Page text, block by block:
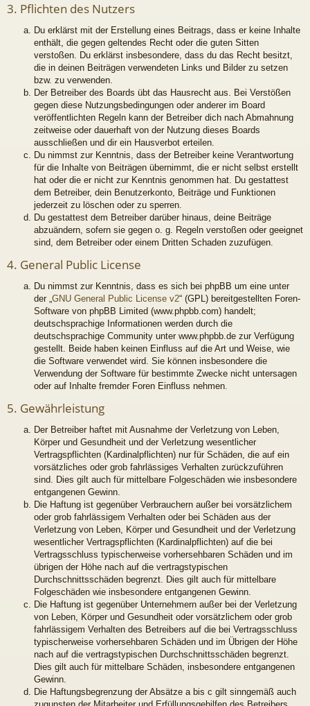
3. Pflichten des Nutzers
Du erklärst mit der Erstellung eines Beitrags, dass er keine Inhalte
enthält, die gegen geltendes Recht oder die guten Sitten
verstoßen. Du erklärst insbesondere, dass du das Recht besitzt,
die in deinen Beiträgen verwendeten Links und Bilder zu setzen
bzw. zu verwenden.
Der Betreiber des Boards übt das Hausrecht aus. Bei Verstößen
gegen diese Nutzungsbedingungen oder anderer im Board
veröffentlichten Regeln kann der Betreiber dich nach Abmahnung
zeitweise oder dauerhaft von der Nutzung dieses Boards
ausschließen und dir ein Hausverbot erteilen.
Du nimmst zur Kenntnis, dass der Betreiber keine Verantwortung
für die Inhalte von Beiträgen übernimmt, die er nicht selbst erstellt
hat oder die er nicht zur Kenntnis genommen hat. Du gestattest
dem Betreiber, dein Benutzerkonto, Beiträge und Funktionen
jederzeit zu löschen oder zu sperren.
Du gestattest dem Betreiber darüber hinaus, deine Beiträge
abzuändern, sofern sie gegen o. g. Regeln verstoßen oder geeignet
sind, dem Betreiber oder einem Dritten Schaden zuzufügen.
4. General Public License
Du nimmst zur Kenntnis, dass es sich bei phpBB um eine unter
der „ GNU General Public License v2“ (GPL) bereitgestellten Foren-
Software von phpBB Limited (www.phpbb.com) handelt;
deutschsprachige Informationen werden durch die
deutschsprachige Community unter www.phpbb.de zur Verfügung
gestellt. Beide haben keinen Einfluss auf die Art und Weise, wie
die Software verwendet wird. Sie können insbesondere die
Verwendung der Software für bestimmte Zwecke nicht untersagen
oder auf Inhalte fremder Foren Einfluss nehmen.
5. Gewährleistung
Der Betreiber haftet mit Ausnahme der Verletzung von Leben,
Körper und Gesundheit und der Verletzung wesentlicher
Vertragspflichten (Kardinalpflichten) nur für Schäden, die auf ein
vorsätzliches oder grob fahrlässiges Verhalten zurückzuführen
sind. Dies gilt auch für mittelbare Folgeschäden wie insbesondere
entgangenen Gewinn.
Die Haftung ist gegenüber Verbrauchern außer bei vorsätzlichem
oder grob fahrlässigem Verhalten oder bei Schäden aus der
Verletzung von Leben, Körper und Gesundheit und der Verletzung
wesentlicher Vertragspflichten (Kardinalpflichten) auf die bei
Vertragsschluss typischerweise vorhersehbaren Schäden und im
übrigen der Höhe nach auf die vertragstypischen
Durchschnittsschäden begrenzt. Dies gilt auch für mittelbare
Folgeschäden wie insbesondere entgangenen Gewinn.
Die Haftung ist gegenüber Unternehmern außer bei der Verletzung
von Leben, Körper und Gesundheit oder vorsätzlichem oder grob
fahrlässigem Verhalten des Betreibers auf die bei Vertragsschluss
typischerweise vorhersehbaren Schäden und im Übrigen der Höhe
nach auf die vertragstypischen Durchschnittsschäden begrenzt.
Dies gilt auch für mittelbare Schäden, insbesondere entgangenen
Gewinn.
Die Haftungsbegrenzung der Absätze a bis c gilt sinngemäß auch